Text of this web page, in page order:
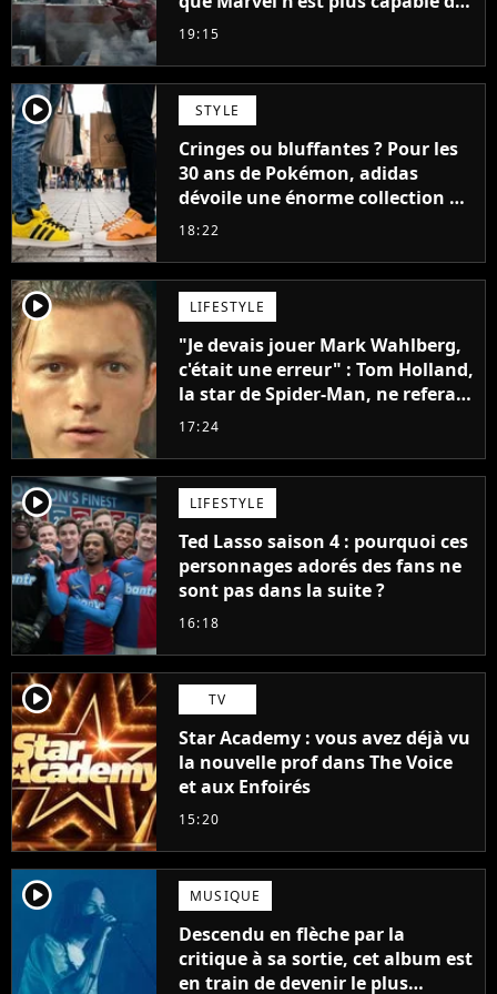
faire quoi que ce soit de simple
19:15
player2 STYLE
Cringes ou bluffantes ? Pour les
30 ans de Pokémon, adidas
dévoile une énorme collection de
sneakers et je ne sais pas quoi en
18:22
player2 LIFESTYLE
"Je devais jouer Mark Wahlberg,
c'était une erreur" : Tom Holland,
la star de Spider-Man, ne referait
pas ce blockbuster
17:24
player2 LIFESTYLE
Ted Lasso saison 4 : pourquoi ces
personnages adorés des fans ne
sont pas dans la suite ?
16:18
player2 TV
Star Academy : vous avez déjà vu
la nouvelle prof dans The Voice
et aux Enfoirés
15:20
player2 MUSIQUE
Descendu en flèche par la
critique à sa sortie, cet album est
en train de devenir le plus